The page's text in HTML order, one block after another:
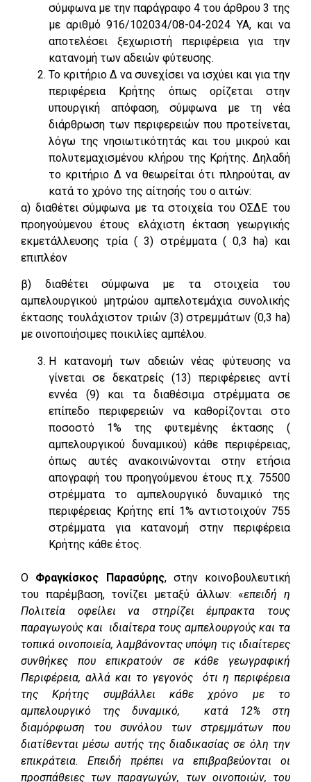
σύμφωνα με την παράγραφο 4 του άρθρου 3 της
με αριθμό 916/102034/08-04-2024 ΥΑ, και να
αποτελέσει ξεχωριστή περιφέρεια για την
κατανομή των αδειών φύτευσης.
Το κριτήριο Δ να συνεχίσει να ισχύει και για την
περιφέρεια Κρήτης όπως ορίζεται στην
υπουργική απόφαση, σύμφωνα με τη νέα
διάρθρωση των περιφερειών που προτείνεται,
λόγω της νησιωτικότητάς και του μικρού και
πολυτεμαχισμένου κλήρου της Κρήτης. Δηλαδή
το κριτήριο Δ να θεωρείται ότι πληρούται, αν
κατά το χρόνο της αίτησής του ο αιτών:
α) διαθέτει σύμφωνα με τα στοιχεία του ΟΣΔΕ του
προηγούμενου έτους ελάχιστη έκταση γεωργικής
εκμετάλλευσης τρία ( 3) στρέμματα ( 0,3 ha) και
επιπλέον
β) διαθέτει σύμφωνα με τα στοιχεία του
αμπελουργικού μητρώου αμπελοτεμάχια συνολικής
έκτασης τουλάχιστον τριών (3) στρεμμάτων (0,3 ha)
με οινοποιήσιμες ποικιλίες αμπέλου.
Η κατανομή των αδειών νέας φύτευσης να
γίνεται σε δεκατρείς (13) περιφέρειες αντί
εννέα (9) και τα διαθέσιμα στρέμματα σε
επίπεδο περιφερειών να καθορίζονται στο
ποσοστό 1% της φυτεμένης έκτασης (
αμπελουργικού δυναμικού) κάθε περιφέρειας,
όπως αυτές ανακοινώνονται στην ετήσια
απογραφή του προηγούμενου έτους π.χ. 75500
στρέμματα το αμπελουργικό δυναμικό της
περιφέρειας Κρήτης επί 1% αντιστοιχούν 755
στρέμματα για κατανομή στην περιφέρεια
Κρήτης κάθε έτος.
Ο Φραγκίσκος Παρασύρης, στην κοινοβουλευτική
του παρέμβαση, τονίζει μεταξύ άλλων: «επειδή η
Πολιτεία οφείλει να στηρίζει έμπρακτα τους
παραγωγούς και ιδιαίτερα τους αμπελουργούς και τα
τοπικά οινοποιεία, λαμβάνοντας υπόψη τις ιδιαίτερες
συνθήκες που επικρατούν σε κάθε γεωγραφική
Περιφέρεια, αλλά και το γεγονός ότι η περιφέρεια
της Κρήτης συμβάλλει κάθε χρόνο με το
αμπελουργικό της δυναμικό, κατά 12% στη
διαμόρφωση του συνόλου των στρεμμάτων που
διατίθενται μέσω αυτής της διαδικασίας σε όλη την
επικράτεια. Επειδή πρέπει να επιβραβεύονται οι
προσπάθειες των παραγωγών, των οινοποιών, του